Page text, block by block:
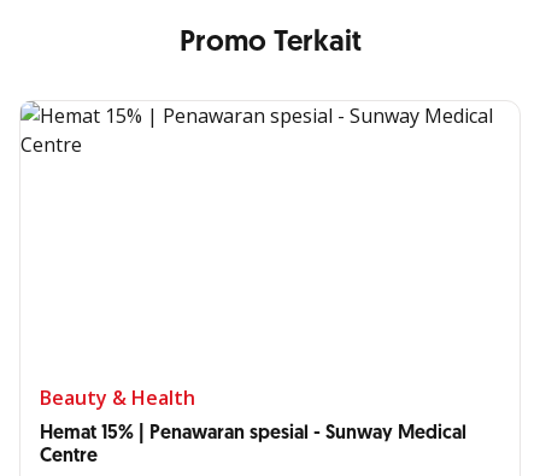
Promo Terkait
Beauty & Health
Hemat 15% | Penawaran spesial - Sunway Medical
Centre